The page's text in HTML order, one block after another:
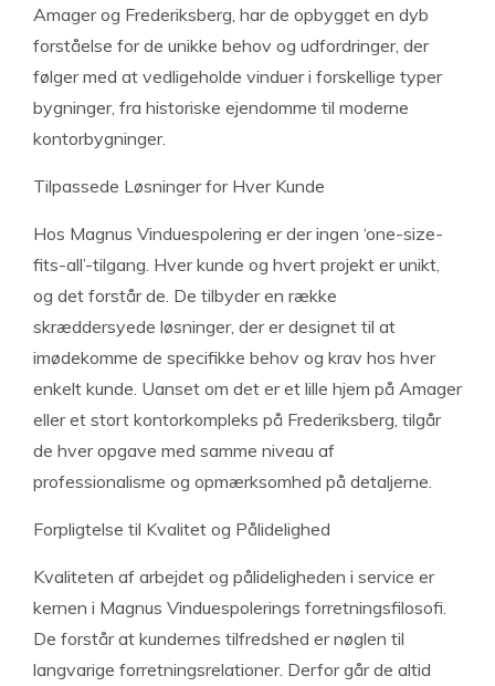
Amager og Frederiksberg, har de opbygget en dyb
forståelse for de unikke behov og udfordringer, der
følger med at vedligeholde vinduer i forskellige typer
bygninger, fra historiske ejendomme til moderne
kontorbygninger.
Tilpassede Løsninger for Hver Kunde
Hos Magnus Vinduespolering er der ingen ‘one-size-
fits-all’-tilgang. Hver kunde og hvert projekt er unikt,
og det forstår de. De tilbyder en række
skræddersyede løsninger, der er designet til at
imødekomme de specifikke behov og krav hos hver
enkelt kunde. Uanset om det er et lille hjem på Amager
eller et stort kontorkompleks på Frederiksberg, tilgår
de hver opgave med samme niveau af
professionalisme og opmærksomhed på detaljerne.
Forpligtelse til Kvalitet og Pålidelighed
Kvaliteten af arbejdet og pålideligheden i service er
kernen i Magnus Vinduespolerings forretningsfilosofi.
De forstårat kundernes tilfredshed er nøglen til
langvarige forretningsrelationer. Derfor går de altid